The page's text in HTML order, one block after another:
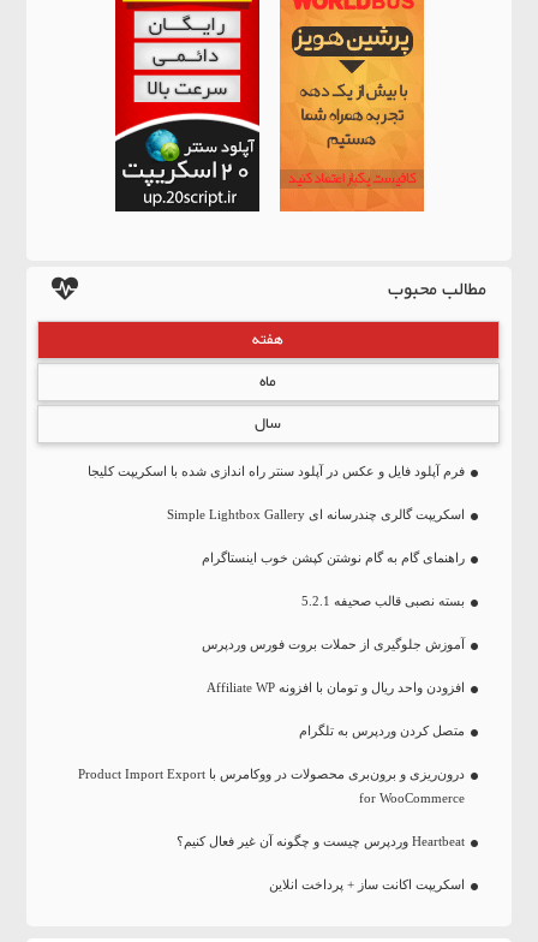
مطالب محبوب
هفته
ماه
سال
فرم آپلود فایل و عکس در آپلود سنتر راه اندازی شده با اسکریپت کلیجا
اسکریپت گالری چندرسانه ای Simple Lightbox Gallery
راهنمای گام به گام نوشتن کپشن خوب اینستاگرام
بسته نصبی قالب صحیفه 5.2.1
آموزش جلوگیری از حملات بروت فورس وردپرس
افزودن واحد ریال و تومان با افزونه Affiliate WP
متصل کردن وردپرس به تلگرام
درون‌ریزی و برون‌بری محصولات در ووکامرس با Product Import Export
for WooCommerce
Heartbeat وردپرس چیست و چگونه آن غیر فعال کنیم؟
اسکریپت اکانت ساز + پرداخت انلاین